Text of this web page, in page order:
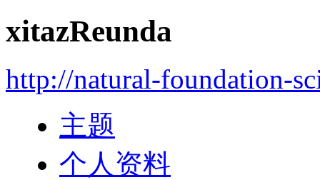
xitazReunda
http://natural-foundation-
主题
个人资料